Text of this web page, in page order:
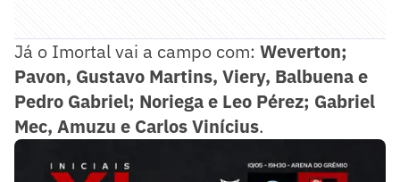
Já o Imortal vai a campo com: Weverton;
Pavon, Gustavo Martins, Viery, Balbuena e
Pedro Gabriel; Noriega e Leo Pérez; Gabriel
Mec, Amuzu e Carlos Vinícius.